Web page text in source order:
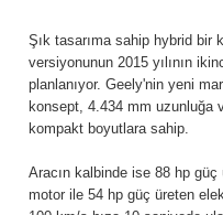
Şık tasarıma sahip hybrid bir
versiyonunun 2015 yılının
planlanıyor. Geely'nin yeni
konsept, 4.434 mm uzunluğa
kompakt boyutlara sahip.
Aracın kalbinde ise 88 hp
motor ile 54 hp güç üreten